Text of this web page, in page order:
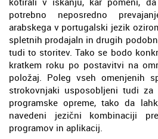
potrebno neposredno
arabskega v portugalski jezik
spletnih prodajaln in drugih
tudi to storitev. Tako se bodo
kratkem roku po postavitvi na
položaj. Poleg vseh omenjenih
strokovnjaki usposobljeni tudi za
programske opreme, tako da
navedeni jezični kombinaciji
programov in aplikacij.